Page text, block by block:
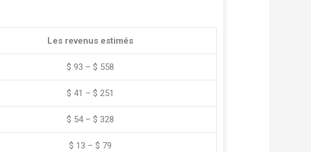
Les revenus estimés
$ 93 – $ 558
$ 41 – $ 251
$ 54 – $ 328
$ 13 – $ 79